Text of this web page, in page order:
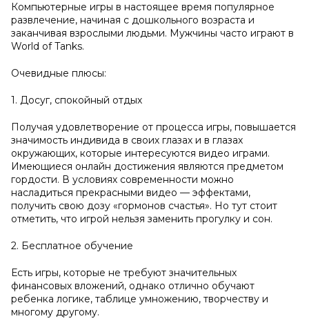
Компьютерные игры в настоящее время популярное
развлечение, начиная с дошкольного возраста и
заканчивая взрослыми людьми. Мужчины часто играют в
World of Tanks.
Очевидные плюсы:
1. Досуг, спокойный отдых
Получая удовлетворение от процесса игры, повышается
значимость индивида в своих глазах и в глазах
окружающих, которые интересуются видео играми.
Имеющиеся онлайн достижения являются предметом
гордости. В условиях современности можно
насладиться прекрасными видео — эффектами,
получить свою дозу «гормонов счастья». Но тут стоит
отметить, что игрой нельзя заменить прогулку и сон.
2. Бесплатное обучение
Есть игры, которые не требуют значительных
финансовых вложений, однако отлично обучают
ребенка логике, таблице умножению, творчеству и
многому другому.